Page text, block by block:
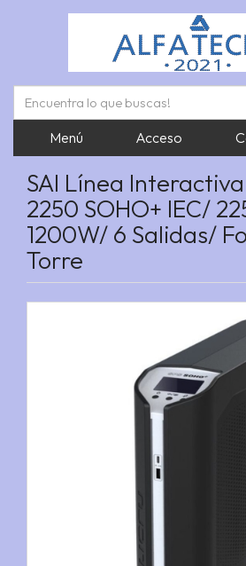
Menú Acceso
SAI Línea Interactiva
2250 SOHO+ IEC/
1200W/ 6 Salidas/
Torre